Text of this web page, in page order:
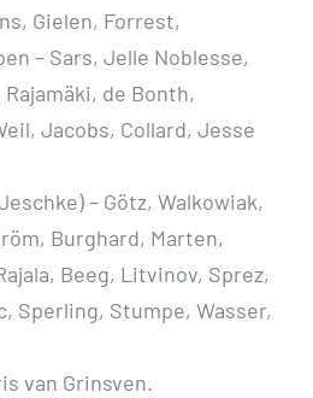
Gielen, Forrest,
– Sars, Jelle Noblesse,
de Bonth,
Jacobs, Collard, Jesse
– Götz, Walkowiak,
Burghard, Marten,
Beeg, Litvinov, Sprez,
Sperling, Stumpe, Wasser,
van Grinsven.